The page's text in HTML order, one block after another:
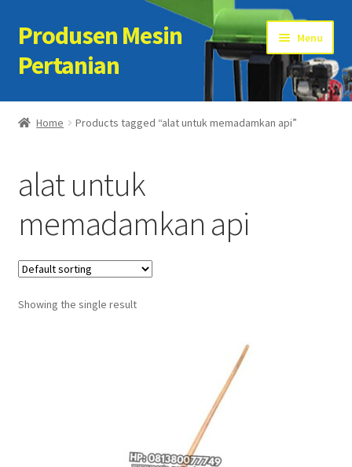
Skip
to
navigation
Skip
to
content
Produsen Mesin
Pertanian
Menu
Home
Cart
Checkout
Kontak Kami
My account
Home Products tagged “alat untuk memadamkan api”
alat untuk
memadamkan api
Showing the single result